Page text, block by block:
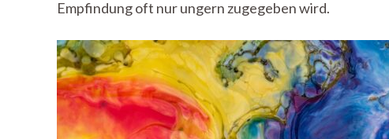
Empfindung oft nur ungern zugegeben wird.